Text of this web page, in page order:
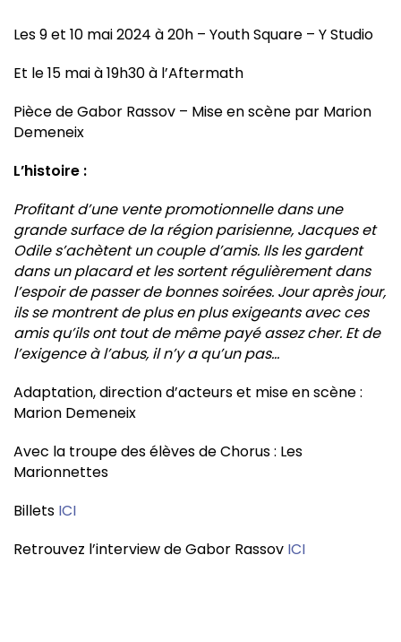
Les 9 et 10 mai 2024 à 20h – Youth Square – Y Studio
Et le 15 mai à 19h30 à l’Aftermath
Pièce de Gabor Rassov – Mise en scène par Marion
Demeneix
L’histoire :
Profitant d’une vente promotionnelle dans une
grande surface de la région parisienne, Jacques et
Odile s’achètent un couple d’amis. Ils les gardent
dans un placard et les sortent régulièrement dans
l’espoir de passer de bonnes soirées. Jour après jour,
ils se montrent de plus en plus exigeants avec ces
amis qu’ils ont tout de même payé assez cher. Et de
l’exigence à l’abus, il n’y a qu’un pas…
Adaptation, direction d’acteurs et mise en scène :
Marion Demeneix
Avec la troupe des élèves de Chorus : Les
Marionnettes
Billets ICI
Retrouvez l’interview de Gabor Rassov ICI